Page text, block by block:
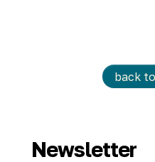
back
Newsletter